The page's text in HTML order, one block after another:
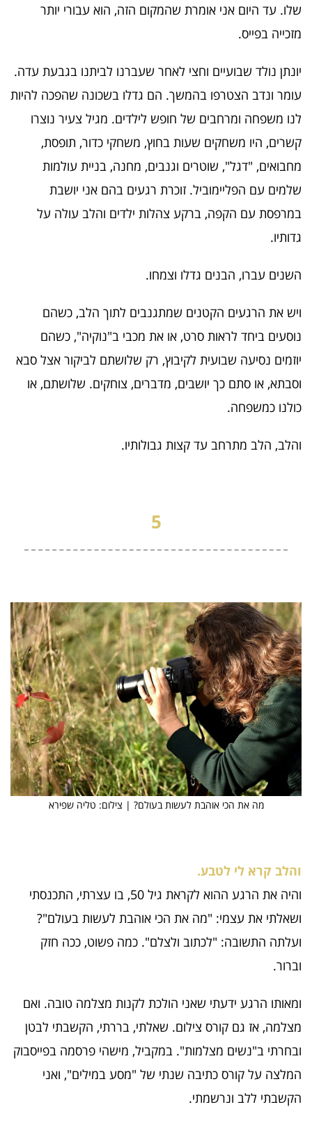
שלו. עד היום אני אומרת שהמקום הזה, הוא עבורי יותר
מזכייה בפייס.
יונתן נולד שבועיים וחצי לאחר שעברנו לביתנו בגבעת עדה.
עומר ונדב הצטרפו בהמשך. הם גדלו בשכונה שהפכה להיות
לנו משפחה ומרחבים של חופש לילדים. מגיל צעיר נוצרו
קשרים, היו משחקים שעות בחוץ, משחקי כדור, תופסת,
מחבואים, "דגל", שוטרים וגנבים, מחנה, בניית עולמות
שלמים עם הפליימוביל. זוכרת רגעים בהם אני יושבת
במרפסת עם הקפה, ברקע צהלות ילדים והלב עולה על
גדותיו.
השנים עברו, הבנים גדלו וצמחו.
ויש את הרגעים הקטנים שמתגנבים לתוך הלב, כשהם
נוסעים ביחד לראות סרט, או את מכבי ב"נוקיה", כשהם
יוזמים נסיעה שבועית לקיבוץ, רק שלושתם לביקור אצל סבא
וסבתא, או סתם כך יושבים, מדברים, צוחקים. שלושתם, או
כולנו כמשפחה.
והלב, הלב מתרחב עד קצות גבולותיו.
5
מה את הכי אוהבת לעשות בעולם? | צילום: טליה שפירא
והלב קרא לי לטבע.
והיה את הרגע ההוא לקראת גיל 50, בו עצרתי, התכנסתי
ושאלתי את עצמי: "מה את הכי אוהבת לעשות בעולם"?
ועלתה התשובה: "לכתוב ולצלם". כמה פשוט, ככה חזק
וברור.
ומאותו הרגע ידעתי שאני הולכת לקנות מצלמה טובה. ואם
מצלמה, אז גם קורס צילום. שאלתי, בררתי, הקשבתי לבטן
ובחרתי ב"נשים מצלמות". במקביל, מישהי פרסמה בפייסבוק
המלצה על קורס כתיבה שנתי של "מסע במילים", ואני
הקשבתי ללב ונרשמתי.